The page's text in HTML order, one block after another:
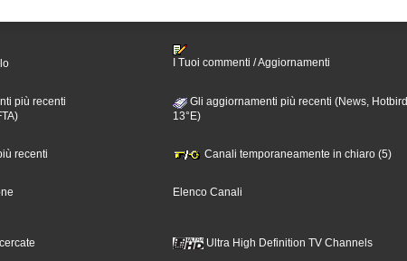
I Tuoi commenti / Aggiornamenti
più recenti
Gli aggiornamenti più recenti (News, Hotbird
13°E)
recenti Canali temporaneamente in chiaro (5)
Elenco Canali
Ultra High Definition TV Channels